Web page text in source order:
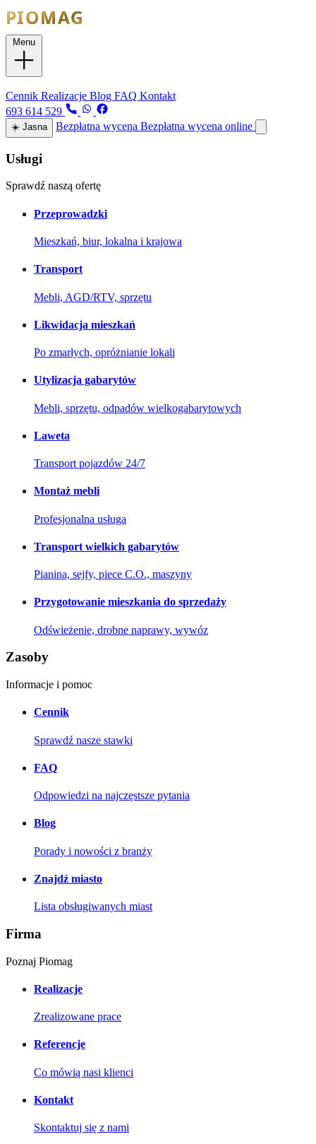
Cennik Realizacje Blog FAQ Kontakt
693 614 529
☀️ Jasna Bezpłatna wycena Bezpłatna wycena online
Usługi
Sprawdź naszą ofertę
Przeprowadzki
Mieszkań, biur, lokalna i krajowa
Transport
Mebli, AGD/RTV, sprzętu
Likwidacja mieszkań
Po zmarłych, opróżnianie lokali
Utylizacja gabarytów
Mebli, sprzętu, odpadów wielkogabarytowych
Laweta
Transport pojazdów 24/7
Montaż mebli
Profesjonalna usługa
Transport wielkich gabarytów
Pianina, sejfy, piece C.O., maszyny
Przygotowanie mieszkania do sprzedaży
Odświeżenie, drobne naprawy, wywóz
Zasoby
Informacje i pomoc
Cennik
Sprawdź nasze stawki
FAQ
Odpowiedzi na najczęstsze pytania
Blog
Porady i nowości z branży
Znajdź miasto
Lista obsługiwanych miast
Firma
Poznaj Piomag
Realizacje
Zrealizowane prace
Referencje
Co mówią nasi klienci
Kontakt
Skontaktuj się z nami